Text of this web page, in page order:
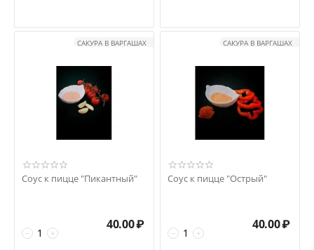
САКУРА В ВАРГАШАХ
Соус к пицце "Пикантный"
+
−
40.00₽
САКУРА В ВАРГАШАХ
Соус к пицце "Острый"
+
−
40.00₽